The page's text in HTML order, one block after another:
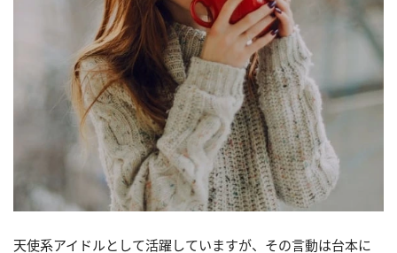
天使系アイドルとして活躍していますが、その言動は台本に